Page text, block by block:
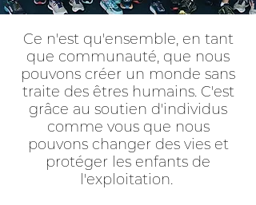
Ce n'est qu'ensemble, en tant
que communauté, que nous
pouvons créer un monde sans
traite des êtres humains. C'est
grâce au soutien d'individus
comme vous que nous
pouvons changer des vies et
protéger les enfants de
l'exploitation.